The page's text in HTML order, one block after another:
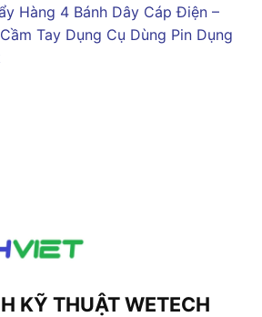
Hàng 4 Bánh Dây Cáp Điện –
Tay Dụng Cụ Dùng Pin Dụng
KỸ THUẬT WETECH